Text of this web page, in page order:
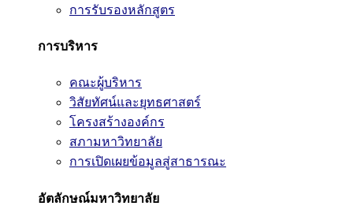
การรับรองหลักสูตร
การบริหาร
คณะผู้บริหาร
วิสัยทัศน์และยุทธศาสตร์
โครงสร้างองค์กร
สภามหาวิทยาลัย
การเปิดเผยข้อมูลสู่สาธารณะ
อัตลักษณ์มหาวิทยาลัย